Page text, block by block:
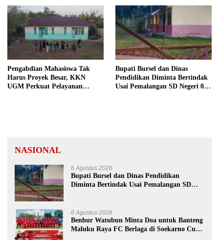
Pengabdian Mahasiswa Tak
Harus Proyek Besar, KKN
UGM Perkuat Pelayanan
Bupati Bursel dan Dinas
Pendidikan Diminta Bertindak
Usai Pemalangan SD Negeri 09
NASIONAL
6 Agustus 2026
Bupati Bursel dan Dinas Pendidikan
Diminta Bertindak Usai Pemalangan SD
6 Agustus 2026
Benhur Watubun Minta Doa untuk Banteng
Maluku Raya FC Berlaga di Soekarno Cup